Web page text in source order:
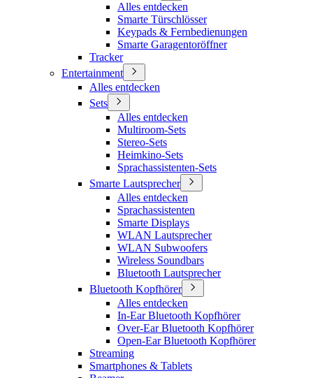
Alles entdecken
Smarte Türschlösser
Keypads & Fernbedienungen
Smarte Garagentoröffner
Tracker
Entertainment
Alles entdecken
Sets
Alles entdecken
Multiroom-Sets
Stereo-Sets
Heimkino-Sets
Sprachassistenten-Sets
Smarte Lautsprecher
Alles entdecken
Sprachassistenten
Smarte Displays
WLAN Lautsprecher
WLAN Subwoofers
Wireless Soundbars
Bluetooth Lautsprecher
Bluetooth Kopfhörer
Alles entdecken
In-Ear Bluetooth Kopfhörer
Over-Ear Bluetooth Kopfhörer
Open-Ear Bluetooth Kopfhörer
Streaming
Smartphones & Tablets